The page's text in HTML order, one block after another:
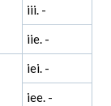
iii. -
iie. -
iei. -
iee. -